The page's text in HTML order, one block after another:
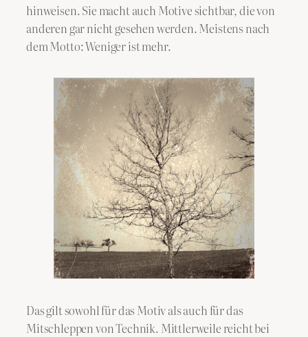
hinweisen. Sie macht auch Motive sichtbar, die von
anderen gar nicht gesehen werden. Meistens nach
dem Motto: Weniger ist mehr.
Das gilt sowohl für das Motiv als auch für das
Mitschleppen von Technik. Mittlerweile reicht bei